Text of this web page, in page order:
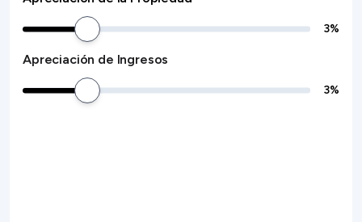
3%
Apreciación de Ingresos
3%